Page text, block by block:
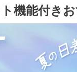
機能付き